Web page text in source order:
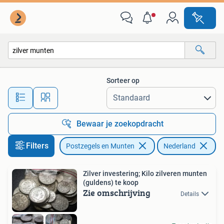
Alle afstanden…
Sorteer op
Bewaar je zoekopdracht
Filters Postzegels en Munten Nederland
Zilver investering; Kilo zilveren munten
(guldens) te koop
Zie omschrijving Details